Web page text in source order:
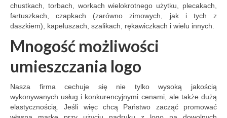
chustkach, torbach, workach wielokrotnego użytku, plecakach,
fartuszkach, czapkach (zarówno zimowych, jak i tych z
daszkiem), kapeluszach, szalikach, rękawiczkach i wielu innych.
Mnogość możliwości
umieszczania logo
Nasza firma cechuje się nie tylko wysoką jakością
wykonywanych usług i konkurencyjnymi cenami, ale także dużą
elastycznością. Jeśli więc chcą Państwo zacząć promować